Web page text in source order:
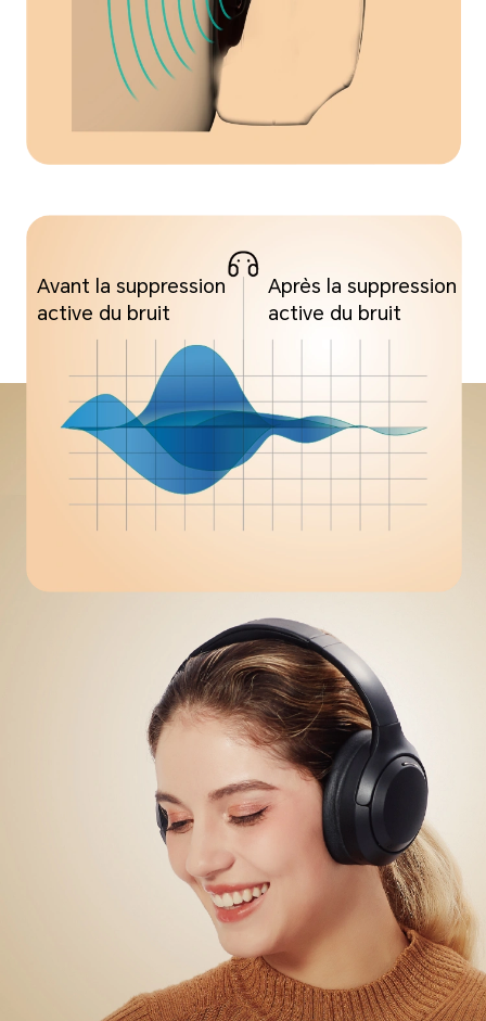
Avant la suppression
active du bruit
Après la suppression
active du bruit